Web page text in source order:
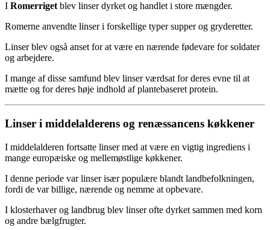
I Romerriget blev linser dyrket og handlet i store mængder.
Romerne anvendte linser i forskellige typer supper og gryderetter.
Linser blev også anset for at være en nærende fødevare for soldater
og arbejdere.
I mange af disse samfund blev linser værdsat for deres evne til at
mætte og for deres høje indhold af plantebaseret protein.
Linser i middelalderens og renæssancens køkkener
I middelalderen fortsatte linser med at være en vigtig ingrediens i
mange europæiske og mellemøstlige køkkener.
I denne periode var linser især populære blandt landbefolkningen,
fordi de var billige, nærende og nemme at opbevare.
I klosterhaver og landbrug blev linser ofte dyrket sammen med korn
og andre bælgfrugter.